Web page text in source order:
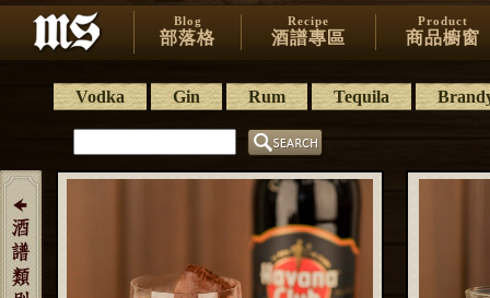
Blog
部落格
Recipe
酒譜專區
Product
商品櫥窗
Vodka Gin Rum Tequila